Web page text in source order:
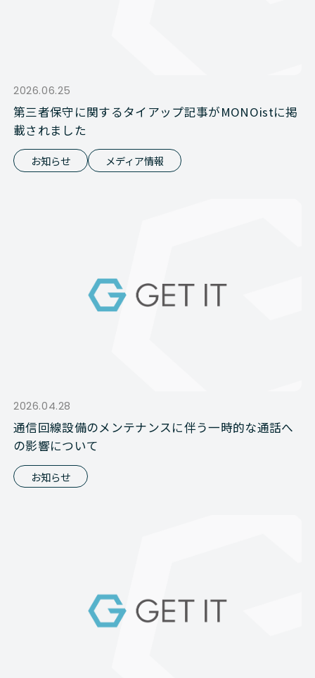
2026.06.25
第三者保守に関するタイアップ記事がMONOistに掲
載されました
お知らせ メディア情報
2026.04.28
通信回線設備のメンテナンスに伴う一時的な通話へ
の影響について
お知らせ